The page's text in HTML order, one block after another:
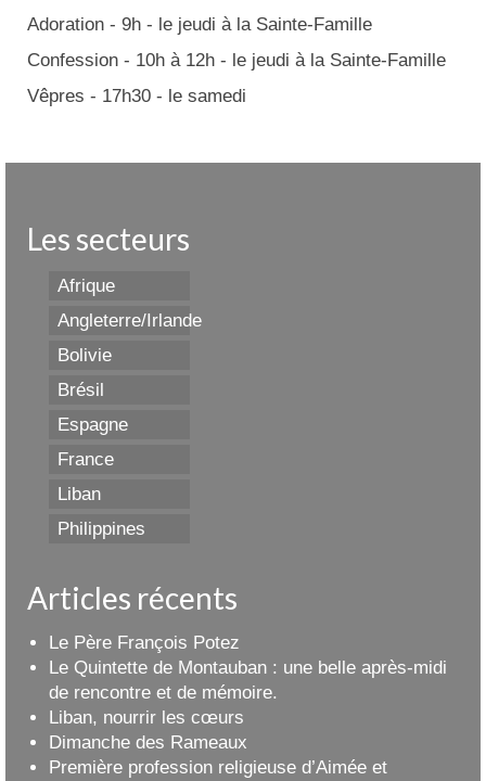
Adoration - 9h - le jeudi à la Sainte-Famille
Confession - 10h à 12h - le jeudi à la Sainte-Famille
Vêpres - 17h30 - le samedi
Les secteurs
Afrique
Angleterre/Irlande
Bolivie
Brésil
Espagne
France
Liban
Philippines
Articles récents
Le Père François Potez
Le Quintette de Montauban : une belle après-midi
de rencontre et de mémoire.
Liban, nourrir les cœurs
Dimanche des Rameaux
Première profession religieuse d’Aimée et